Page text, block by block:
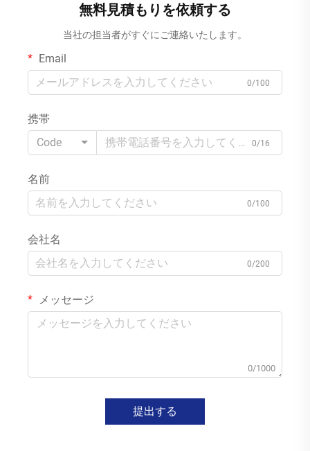
ーティー用 MOQ10000パック
パック
無料見積もりを依頼する
当社の担当者がすぐにご連絡いたします。
Email
0/100
携帯
Code
0/16
名前
0/100
会社名
0/200
メッセージ
0/1000
提出する